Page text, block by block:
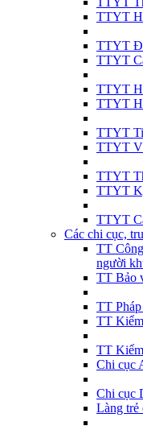
TTYT
TTYT
TTYT
TTYT
TTYT
TTYT
TTYT
TTYT
TTYT
TTYT
Các chi cục,
TT
người
TT Bảo
TT
TT
TT
Chi cục
Chi cục
Làng trẻ